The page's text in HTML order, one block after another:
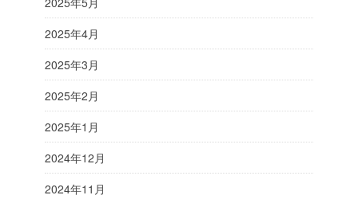
2025年4月
2025年3月
2025年2月
2025年1月
2024年12月
2024年11月